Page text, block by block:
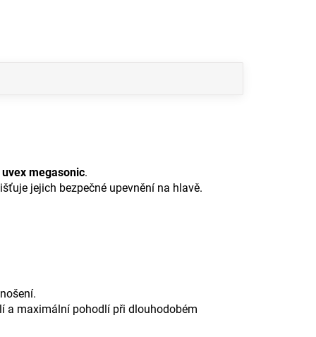
megasonic.
jejich bezpečné upevnění na hlavě.
a maximální pohodlí při dlouhodobém